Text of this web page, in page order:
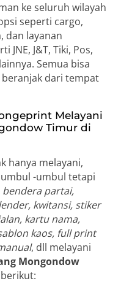
ke seluruh wilayah
seperti cargo,
dan layanan
J&T, Tiki, Pos,
Semua bisa
dari tempat
Melayani
Timur di
hanya melayani,
-umbul tetapi
bendera partai,
kwitansi, stiker
kartu nama,
kaos, full print
, dll melayani
Mongondow